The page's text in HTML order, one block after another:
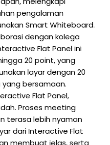
pengalaman
Smart Whiteboard.
dengan kolega
Flat Panel ini
20 point, yang
layar dengan 20
bersamaan.
Flat Panel,
Proses meeting
terasa lebih nyaman
dari Interactive Flat
membuat jelas, serta